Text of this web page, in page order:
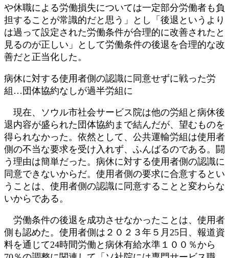
や休職による労働損失については一定部分労働者も負
担することが常識的だと思う」とし「後退というより
は過って設定された労働条件が合理的に改善されたと
見るのが正しい」として労働条件の後退を合理的な改
善だと正当化した。
病休に対する使用者側の認識に同意せずに戦った労
組…団体協約なしが過半労組に
現在、ソウル市社会サービス院は他の労組と病休後
退内容が盛られた団体協約まで結んだが、望むものを
得られなかった。依然として、公共運輸労組は使用者
側の不当な要求を受け入れず、ふんばるのである。闘
う理由は簡単だった。病休に対する使用者側の認識に
同意できないからだ。使用者側の要求に合意するとい
うことは、使用者側の認識に同意することと変わらな
いからである。
労働条件の後退を成功させなかったことは、使用者
側も認めた。使用者側は２０２３年５月25日、報道資
料を通じて24時間労働と病休有給水準１００％から